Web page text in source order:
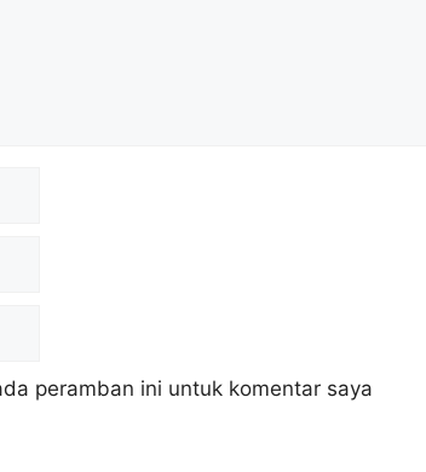
peramban ini untuk komentar saya